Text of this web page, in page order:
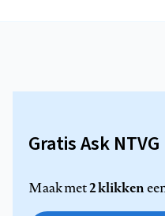
Gratis Ask
Maak met2 klikken